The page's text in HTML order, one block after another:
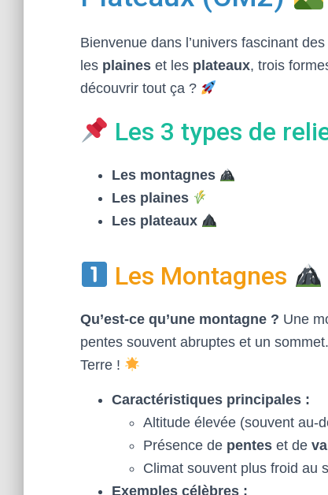
Bienvenue dans l’univers fascinant des
les plaines et les plateaux, trois
découvrir tout ça ?
Les 3 types de
Les montagnes
Les plaines
Les plateaux
Les Montagnes
Qu’est-ce qu’une montagne ? Une
pentes souvent abruptes et un
Terre !
Caractéristiques principales :
Altitude élevée (souvent au-
Présence de pentes et de
Climat souvent plus froid au
Exemples célèbres :